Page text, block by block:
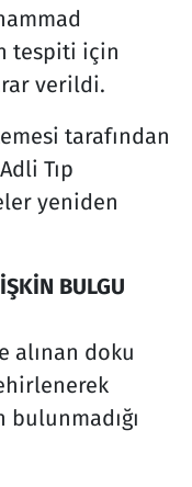
tespiti için
verildi.
tarafından
Tıp
yeniden
BULGU
alınan doku